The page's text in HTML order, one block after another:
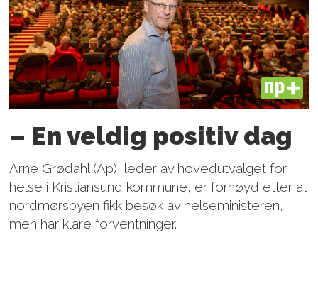
PLUS
– En veldig positiv dag
Arne Grødahl (Ap), leder av hovedutvalget for
helse i Kristiansund kommune, er fornøyd etter at
nordmørsbyen fikk besøk av helseministeren,
men har klare forventninger.